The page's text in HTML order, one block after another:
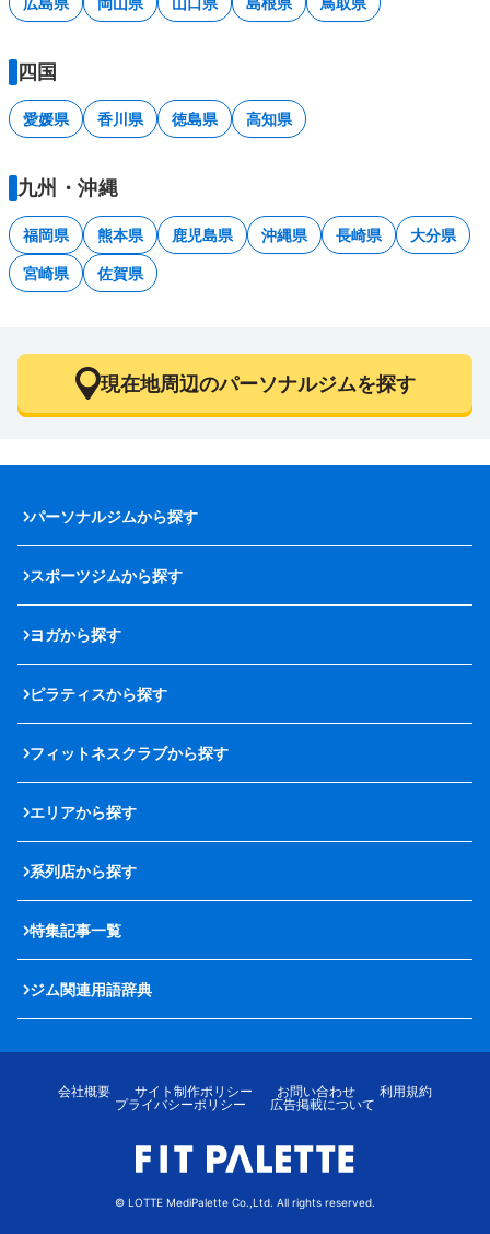
四国
愛媛県 香川県 徳島県 高知県
九州・沖縄
福岡県 熊本県 鹿児島県 沖縄県 長崎県 大分県
宮崎県 佐賀県
現在地周辺のパーソナルジムを探す
パーソナルジムから探す
スポーツジムから探す
ヨガから探す
ピラティスから探す
フィットネスクラブから探す
エリアから探す
系列店から探す
特集記事一覧
ジム関連用語辞典
会社概要 サイト制作ポリシー お問い合わせ
利用規約
プライバシーポリシー
広告掲載について
© LOTTE MediPalette Co.,Ltd. All rights reserved.